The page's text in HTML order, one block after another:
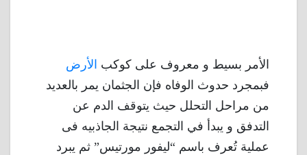
الأمر بسيط و معروف على كوكب الأرض
فبمجرد حدوث الوفاه فإن الجثمان يمر بالعديد
من مراحل التحلل حيث يتوقف الدم عن
التدفق و يبدأ في التجمع نتيجة الجاذبيه فى
عملية تُعرف باسم “ليفور مورتيس” ثم يبرد